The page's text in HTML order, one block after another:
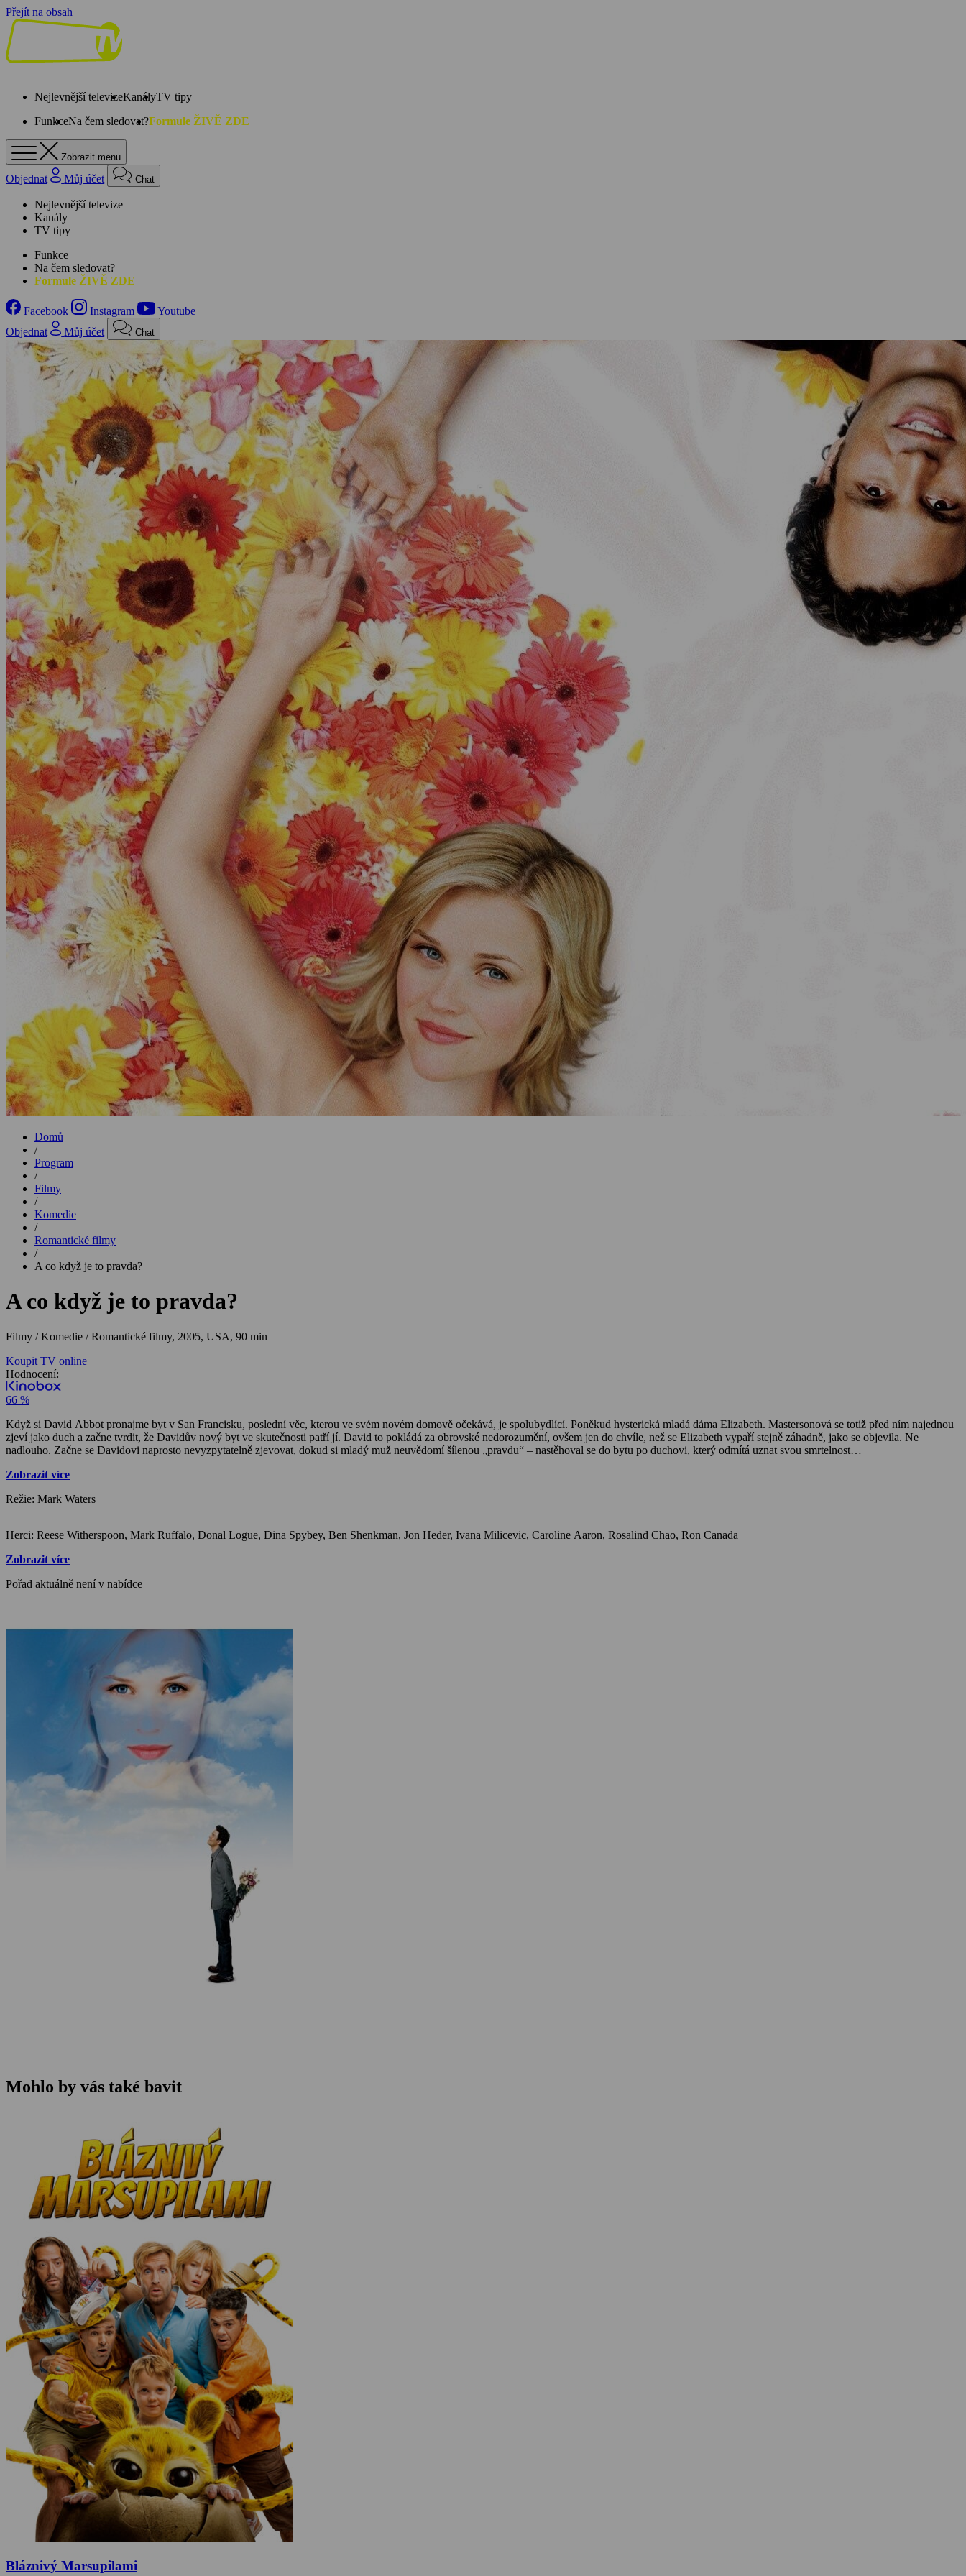
Přejít na obsah
Nejlevnější televizeKanályTV tipy
FunkceNa čem sledovat?Formule ŽIVĚ ZDE
Zobrazit menu
Objednat Můj účet Chat
Nejlevnější televize
Kanály
TV tipy
Funkce
Na čem sledovat?
Formule ŽIVĚ ZDE
Facebook Instagram
Youtube
Objednat
Můj účet Chat
Domů
/
Program
/
Filmy
/
Komedie
/
Romantické filmy
/
A co když je to pravda?
A co když je to pravda?
Filmy / Komedie / Romantické filmy, 2005, USA, 90 min
Koupit TV online
Hodnocení:
66 %
Když si David Abbot pronajme byt v San Francisku, poslední věc, kterou ve svém novém domově očekává, je spolubydlící. Poněkud hysterická mladá dáma Elizabeth. Mastersonová se totiž před ním najednou
zjeví jako duch a začne tvrdit, že Davidův nový byt ve skutečnosti patří jí. David to pokládá za obrovské nedorozumění, ovšem jen do chvíle, než se Elizabeth vypaří stejně záhadně, jako se objevila. Ne
nadlouho. Začne se Davidovi naprosto nevyzpytatelně zjevovat, dokud si mladý muž neuvědomí šílenou „pravdu“ – nastěhoval se do bytu po duchovi, který odmítá uznat svou smrtelnost…
Zobrazit více
Režie: Mark Waters
Herci: Reese Witherspoon, Mark Ruffalo, Donal Logue, Dina Spybey, Ben Shenkman, Jon Heder, Ivana Milicevic, Caroline Aaron, Rosalind Chao, Ron Canada
Zobrazit více
Pořad aktuálně není v nabídce
Mohlo by vás také bavit
Bláznivý Marsupilami